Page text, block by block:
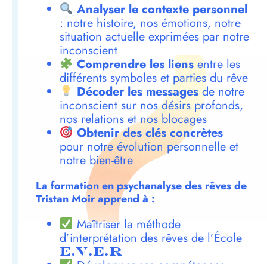
Analyser le contexte personnel
: notre histoire, nos émotions, notre
situation actuelle exprimées par notre
inconscient
Comprendre les liensentre les
différents symboles et parties du rêve
Décoder les messagesde notre
inconscient sur nos désirs profonds,
nos relations et nos blocages
Obtenir des clés concrètes
pour notre évolution personnelle et
notre bien-être
La formation en psychanalyse des rêves de
Tristan Moir apprend à :
Maîtriser la méthode
d’interprétation des rêves de l’École
E.V.E.R